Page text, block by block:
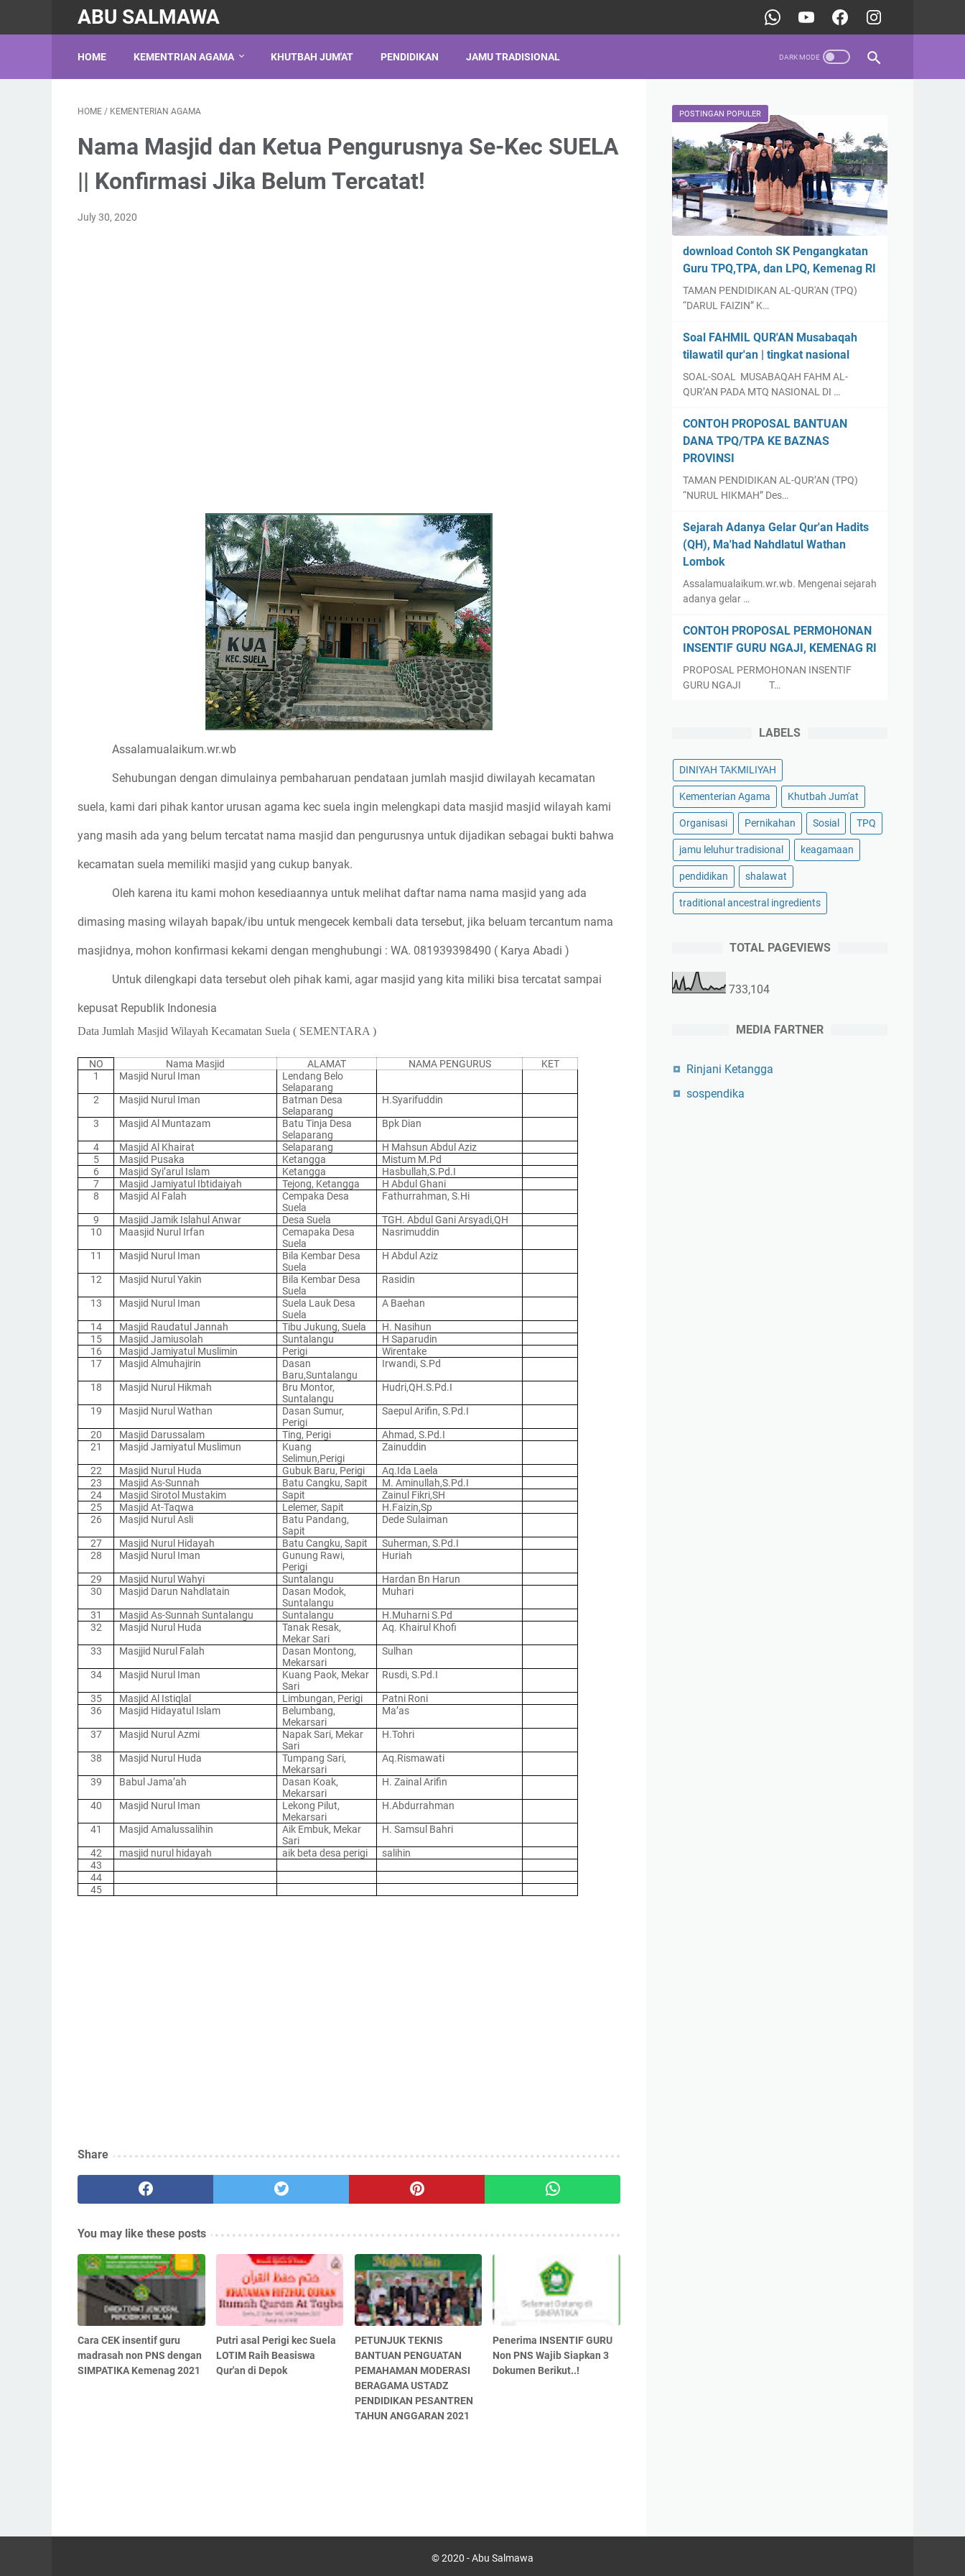
ABU SALMAWA
HOME KEMENTRIAN AGAMA KHUTBAH JUM'AT PENDIDIKAN JAMU TRADISIONAL
HOME / KEMENTERIAN AGAMA
Nama Masjid dan Ketua Pengurusnya Se-Kec SUELA
|| Konfirmasi Jika Belum Tercatat!
July 30, 2020
Assalamualaikum.wr.wb
Sehubungan dengan dimulainya pembaharuan pendataan jumlah masjid diwilayah kecamatan
suela, kami dari pihak kantor urusan agama kec suela ingin melengkapi data masjid masjid wilayah kami
yang masih ada yang belum tercatat nama masjid dan pengurusnya untuk dijadikan sebagai bukti bahwa
kecamatan suela memiliki masjid yang cukup banyak.
Oleh karena itu kami mohon kesediaannya untuk melihat daftar nama nama masjid yang ada
dimasing masing wilayah bapak/ibu untuk mengecek kembali data tersebut, jika beluam tercantum nama
masjidnya, mohon konfirmasi kekami dengan menghubungi : WA. 081939398490 ( Karya Abadi )
Untuk dilengkapi data tersebut oleh pihak kami, agar masjid yang kita miliki bisa tercatat sampai
kepusat Republik Indonesia
Data Jumlah Masjid Wilayah Kecamatan Suela ( SEMENTARA )
NO Nama Masjid ALAMAT NAMA PENGURUS
KET
1
Masjid Nurul Iman
Lendang Belo
Selaparang
2
Masjid Nurul Iman
Batman Desa
Selaparang
H.Syarifuddin
3 Masjid Al Muntazam
Batu Tinja Desa
Selaparang
Bpk Dian
4 Masjid Al Khairat Selaparang
H Mahsun Abdul Aziz
5
Masjid Pusaka Ketangga
Mistum M.Pd
6
Masjid Syi’arul Islam Ketangga
Hasbullah,S.Pd.I
7
Masjid Jamiyatul Ibtidaiyah Tejong, Ketangga
H Abdul Ghani
8
Masjid Al Falah
Cempaka Desa
Suela
Fathurrahman, S.Hi
9 Masjid Jamik Islahul Anwar Desa Suela
TGH. Abdul Gani Arsyadi,QH
10
Maasjid Nurul Irfan
Cemapaka Desa
Suela
Nasrimuddin
11 Masjid Nurul Iman
Bila Kembar Desa
Suela
H Abdul Aziz
12 Masjid Nurul Yakin
Bila Kembar Desa
Suela
Rasidin
13 Masjid Nurul Iman
Suela Lauk Desa
Suela
A Baehan
14 Masjid Raudatul Jannah Tibu Jukung, Suela
H. Nasihun
15
Masjid Jamiusolah Suntalangu
H Saparudin
16
Masjid Jamiyatul Muslimin Perigi
Wirentake
17
Masjid Almuhajirin
Dasan
Baru,Suntalangu
Irwandi, S.Pd
18 Masjid Nurul Hikmah
Bru Montor,
Suntalangu
Hudri,QH.S.Pd.I
19 Masjid Nurul Wathan
Dasan Sumur,
Perigi
Saepul Arifin, S.Pd.I
20 Masjid Darussalam Ting, Perigi
Ahmad, S.Pd.I
21
Masjid Jamiyatul Muslimun
Kuang
Selimun,Perigi
Zainuddin
22 Masjid Nurul Huda Gubuk Baru, Perigi
Aq.Ida Laela
23
Masjid As-Sunnah Batu Cangku, Sapit
M. Aminullah,S.Pd.I
24
Masjid Sirotol Mustakim Sapit
Zainul Fikri,SH
25
Masjid At-Taqwa Lelemer, Sapit
H.Faizin,Sp
26
Masjid Nurul Asli
Batu Pandang,
Sapit
Dede Sulaiman
27 Masjid Nurul Hidayah Batu Cangku, Sapit
Suherman, S.Pd.I
28
Masjid Nurul Iman
Gunung Rawi,
Perigi
Huriah
29 Masjid Nurul Wahyi Suntalangu
Hardan Bn Harun
30
Masjid Darun Nahdlatain
Dasan Modok,
Suntalangu
Muhari
31 Masjid As-Sunnah Suntalangu Suntalangu
H.Muharni S.Pd
32
Masjid Nurul Huda
Tanak Resak,
Mekar Sari
Aq. Khairul Khofi
33 Masjjid Nurul Falah
Dasan Montong,
Mekarsari
Sulhan
34 Masjid Nurul Iman
Kuang Paok, Mekar
Sari
Rusdi, S.Pd.I
35 Masjid Al Istiqlal Limbungan, Perigi
Patni Roni
36
Masjid Hidayatul Islam
Belumbang,
Mekarsari
Ma’as
37 Masjid Nurul Azmi
Napak Sari, Mekar
Sari
H.Tohri
38 Masjid Nurul Huda
Tumpang Sari,
Mekarsari
Aq.Rismawati
39 Babul Jama’ah
Dasan Koak,
Mekarsari
H. Zainal Arifin
40 Masjid Nurul Iman
Lekong Pilut,
Mekarsari
H.Abdurrahman
41 Masjid Amalussalihin
Aik Embuk, Mekar
Sari
H. Samsul Bahri
42 masjid nurul hidayah aik beta desa perigi
salihin
43
44
45
Share
You may like these posts
Cara CEK insentif guru
madrasah non PNS dengan
SIMPATIKA Kemenag 2021
Putri asal Perigi kec Suela
LOTIM Raih Beasiswa
Qur'an di Depok
PETUNJUK TEKNIS
BANTUAN PENGUATAN
PEMAHAMAN MODERASI
BERAGAMA USTADZ
PENDIDIKAN PESANTREN
TAHUN ANGGARAN 2021
Penerima INSENTIF GURU
Non PNS Wajib Siapkan 3
Dokumen Berikut..!
POSTINGAN POPULER
download Contoh SK Pengangkatan
Guru TPQ,TPA, dan LPQ, Kemenag RI
TAMAN PENDIDIKAN AL-QUR'AN (TPQ)
“DARUL FAIZIN” K…
Soal FAHMIL QUR'AN Musabaqah
tilawatil qur'an | tingkat nasional
SOAL-SOAL MUSABAQAH FAHM AL-
QUR’AN PADA MTQ NASIONAL DI …
CONTOH PROPOSAL BANTUAN
DANA TPQ/TPA KE BAZNAS
PROVINSI
TAMAN PENDIDIKAN AL-QUR’AN (TPQ)
“NURUL HIKMAH” Des…
Sejarah Adanya Gelar Qur'an Hadits
(QH), Ma'had Nahdlatul Wathan
Lombok
Assalamualaikum.wr.wb. Mengenai sejarah
adanya gelar …
CONTOH PROPOSAL PERMOHONAN
INSENTIF GURU NGAJI, KEMENAG RI
PROPOSAL PERMOHONAN INSENTIF
GURU NGAJI T…
LABELS
DINIYAH TAKMILIYAH
Kementerian Agama Khutbah Jum'at
Organisasi Pernikahan Sosial TPQ
jamu leluhur tradisional keagamaan
pendidikan shalawat
traditional ancestral ingredients
TOTAL PAGEVIEWS
733,104
MEDIA FARTNER
Rinjani Ketangga
sospendika
© 2020 -Abu Salmawa